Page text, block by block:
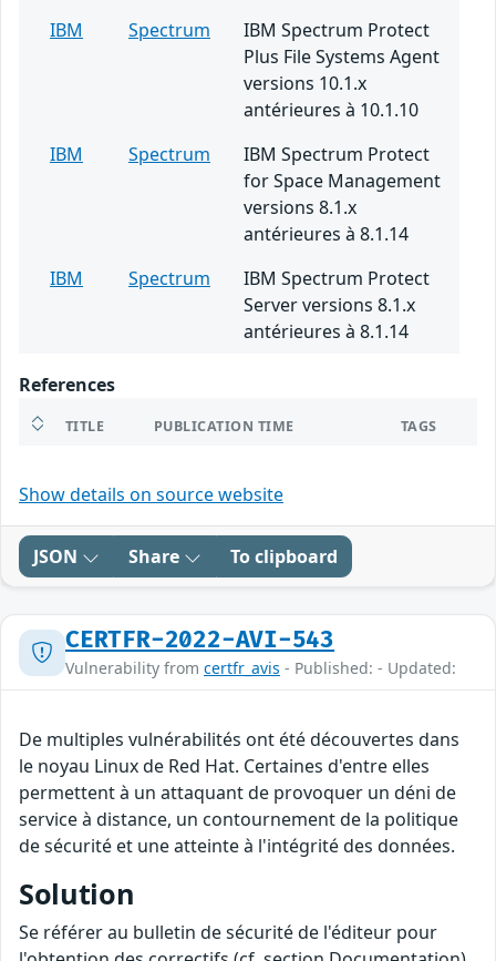
IBM
Spectrum
IBM Spectrum Protect
Plus File Systems Agent
versions 10.1.x
antérieures à 10.1.10
IBM
Spectrum
IBM Spectrum Protect
for Space Management
versions 8.1.x
antérieures à 8.1.14
IBM
Spectrum
IBM Spectrum Protect
Server versions 8.1.x
antérieures à 8.1.14
References
TITLE PUBLICATION TIME TAGS
Show details on source website
JSON Share To clipboard
CERTFR-2022-AVI-543
Vulnerability from certfr_avis - Published: - Updated:
De multiples vulnérabilités ont été découvertes dans
le noyau Linux de Red Hat. Certaines d'entre elles
permettent à un attaquant de provoquer un déni de
service à distance, un contournement de la politique
de sécurité et une atteinte à l'intégrité des données.
Solution
Se référer au bulletin de sécurité de l'éditeur pour